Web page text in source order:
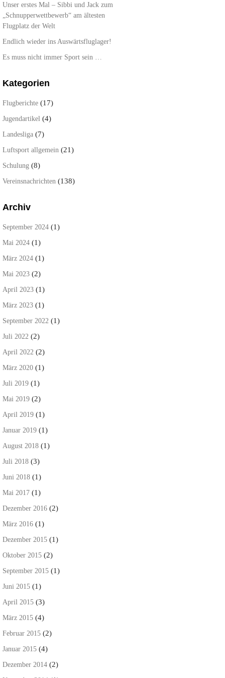
Unser erstes Mal – Sibbi und Jack zum
„Schnupperwettbewerb“ am ältesten
Flugplatz der Welt
Endlich wieder ins Auswärtsfluglager!
Es muss nicht immer Sport sein …
Kategorien
Flugberichte (17)
Jugendartikel (4)
Landesliga (7)
Luftsport allgemein (21)
Schulung (8)
Vereinsnachrichten (138)
Archiv
September 2024 (1)
Mai 2024 (1)
März 2024 (1)
Mai 2023 (2)
April 2023 (1)
März 2023 (1)
September 2022 (1)
Juli 2022 (2)
April 2022 (2)
März 2020 (1)
Juli 2019 (1)
Mai 2019 (2)
April 2019 (1)
Januar 2019 (1)
August 2018 (1)
Juli 2018 (3)
Juni 2018 (1)
Mai 2017 (1)
Dezember 2016 (2)
März 2016 (1)
Dezember 2015 (1)
Oktober 2015 (2)
September 2015 (1)
Juni 2015 (1)
April 2015 (3)
März 2015 (4)
Februar 2015 (2)
Januar 2015 (4)
Dezember 2014 (2)